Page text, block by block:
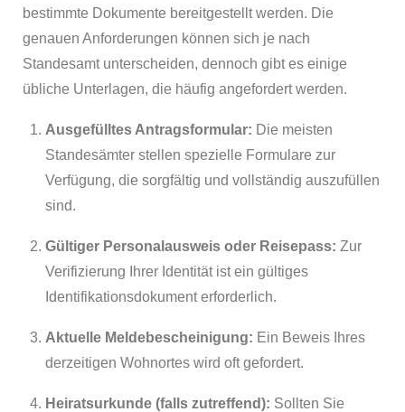
bestimmte Dokumente bereitgestellt werden. Die
genauen Anforderungen können sich je nach
Standesamt unterscheiden, dennoch gibt es einige
übliche Unterlagen, die häufig angefordert werden.
Ausgefülltes Antragsformular: Die meisten
Standesämter stellen spezielle Formulare zur
Verfügung, die sorgfältig und vollständig auszufüllen
sind.
Gültiger Personalausweis oder Reisepass: Zur
Verifizierung Ihrer Identität ist ein gültiges
Identifikationsdokument erforderlich.
Aktuelle Meldebescheinigung: Ein Beweis Ihres
derzeitigen Wohnortes wird oft gefordert.
Heiratsurkunde (falls zutreffend): Sollten Sie